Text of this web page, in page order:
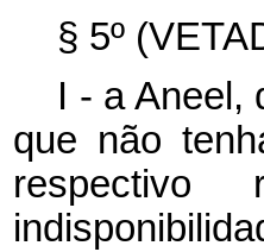
§ 5º
I - a Aneel,
que não
respectivo